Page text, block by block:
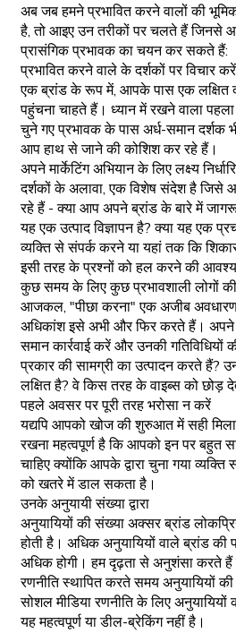
अब जब हमने प्रभावित करने वालों की
है, तो आइए उन तरीकों पर चलते हैं जिनसे
प्रासंगिक प्रभावक का चयन कर सकते हैं:
प्रभावित करने वाले के दर्शकों पर विचार करें
एक ब्रांड के रूप में, आपके पास एक लक्षित
पहुंचना चाहते हैं। ध्यान में रखने वाला
चुने गए प्रभावक के पास अर्ध-समान दर्शक
आप हाथ से जाने की कोशिश कर रहे हैं।
अपने मार्केटिंग अभियान के लिए लक्ष्य
दर्शकों के अलावा, एक विशेष संदेश है जिसे
रहे हैं - क्या आप अपने ब्रांड के बारे में
यह एक उत्पाद विज्ञापन है? क्या यह एक
व्यक्ति से संपर्क करने या यहां तक कि
इसी तरह के प्रश्नों को हल करने की
कुछ समय के लिए कुछ प्रभावशाली लोगों की
आजकल, "पीछा करना" एक अजीब
अधिकांश इसे अभी और फिर करते हैं। अपने
समान कार्रवाई करें और उनकी गतिविधियों
प्रकार की सामग्री का उत्पादन करते हैं?
लक्षित है? वे किस तरह के वाइब्स को छोड़
पहले अवसर पर पूरी तरह भरोसा न करें
यद्यपि आपको खोज की शुरुआत में सही
रखना महत्वपूर्ण है कि आपको इन पर बहुत
चाहिए क्योंकि आपके द्वारा चुना गया
को खतरे में डाल सकता है।
उनके अनुयायी संख्या द्वारा
अनुयायियों की संख्या अक्सर ब्रांड
होती है। अधिक अनुयायियों वाले ब्रांड
अधिक होगी। हम दृढ़ता से अनुशंसा करते हैं
रणनीति स्थापित करते समय अनुयायियों
सोशल मीडिया रणनीति के लिए
यह महत्वपूर्ण या डील-ब्रेकिंग नहीं है।